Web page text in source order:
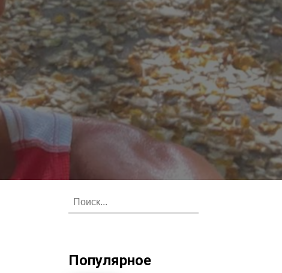
Популярное